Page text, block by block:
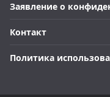
Заявление о
Контакт
Политика